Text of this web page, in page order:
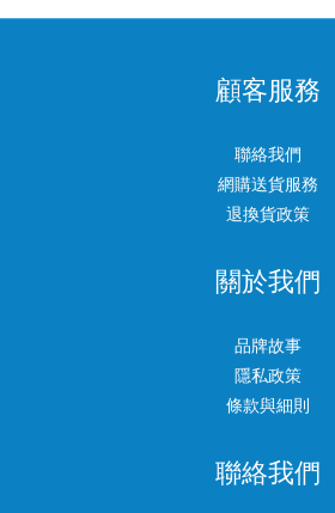
顧客服務
聯絡我們
網購送貨服務
退換貨政策
關於我們
品牌故事
隱私政策
條款與細則
聯絡我們